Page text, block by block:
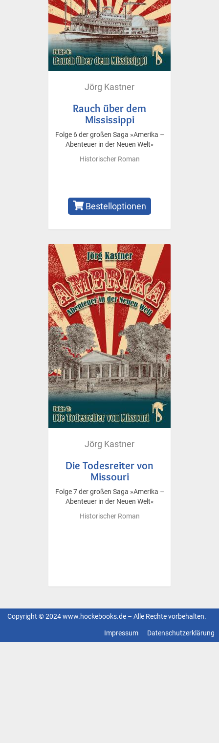
Jörg Kastner
Rauch über dem
Mississippi
Folge 6 der großen Saga »Amerika –
Abenteuer in der Neuen Welt«
Historischer Roman
Bestelloptionen
Jörg Kastner
Die Todesreiter von
Missouri
Folge 7 der großen Saga »Amerika –
Abenteuer in der Neuen Welt«
Historischer Roman
Copyright © 2024 www.hockebooks.de – Alle Rechte vorbehalten.
Datenschutzerklärung
Impressum